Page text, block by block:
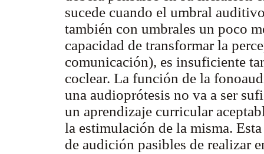
sucede cuando el umbral
también con umbrales un poco
capacidad de transformar la
comunicación), es insuficiente
coclear. La función de la
una audioprótesis no va a ser
un aprendizaje curricular
la estimulación de la misma.
de audición pasibles de realizar